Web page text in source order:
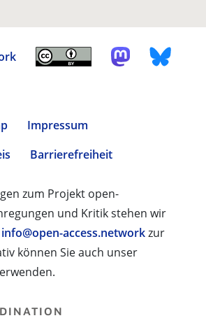
Impressum
Barrierefreiheit
zum Projekt open-
und Kritik stehen wir
info@open-access.networkzur
können Sie auch unser